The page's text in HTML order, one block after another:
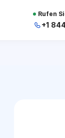
Rufen
+1